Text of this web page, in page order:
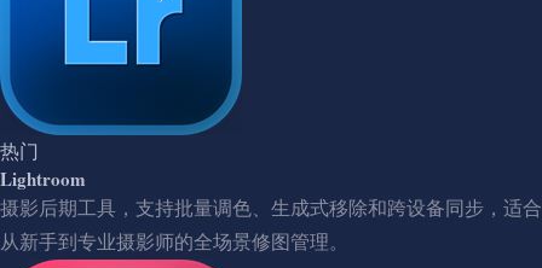
热门
Lightroom
摄影后期工具，支持批量调色、生成式移除和跨设备同步，适合
从新手到专业摄影师的全场景修图管理。